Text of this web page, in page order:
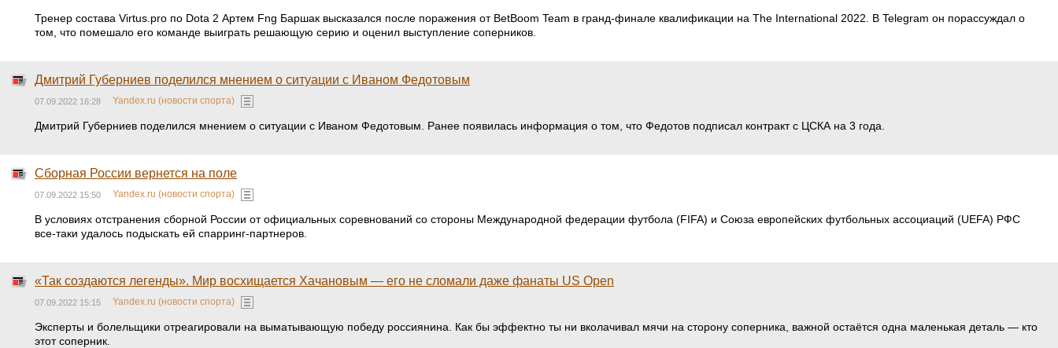
Тренер состава Virtus.pro по Dota 2 Артем Fng Баршак высказался после поражения от BetBoom Team в гранд-финале квалификации на The International 2022. В Telegram он порассуждал о
том, что помешало его команде выиграть решающую серию и оценил выступление соперников.
Дмитрий Губерниев поделился мнением о ситуации с Иваном Федотовым
07.09.2022 16:28 Yandex.ru (новости спорта)
Дмитрий Губерниев поделился мнением о ситуации с Иваном Федотовым. Ранее появилась информация о том, что Федотов подписал контракт с ЦСКА на 3 года.
Сборная России вернется на поле
07.09.2022 15:50 Yandex.ru (новости спорта)
В условиях отстранения сборной России от официальных соревнований со стороны Международной федерации футбола (FIFA) и Союза европейских футбольных ассоциаций (UEFA) РФС
все-таки удалось подыскать ей спарринг-партнеров.
«Так создаются легенды». Мир восхищается Хачановым — его не сломали даже фанаты US Open
07.09.2022 15:15 Yandex.ru (новости спорта)
Эксперты и болельщики отреагировали на выматывающую победу россиянина. Как бы эффектно ты ни вколачивал мячи на сторону соперника, важной остаётся одна маленькая деталь — кто
этот соперник.